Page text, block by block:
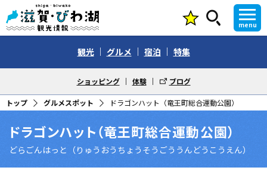
menu
観光 グルメ 宿泊 特集
ショッピング 体験 ブログ
トップ グルメスポット ドラゴンハット（竜王町総合運動公園）
ドラゴンハット（竜王町総合運動公園）
どらごんはっと（りゅうおうちょうそうごううんどうこうえん）